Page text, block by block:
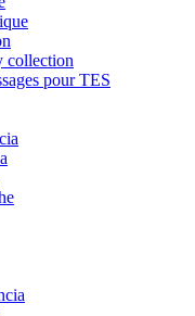
collection
pour TES